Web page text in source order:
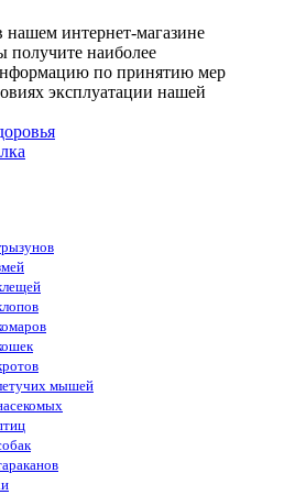
нашем интернет-магазине
получите наиболее
по принятию мер
эксплуатации нашей
мышей